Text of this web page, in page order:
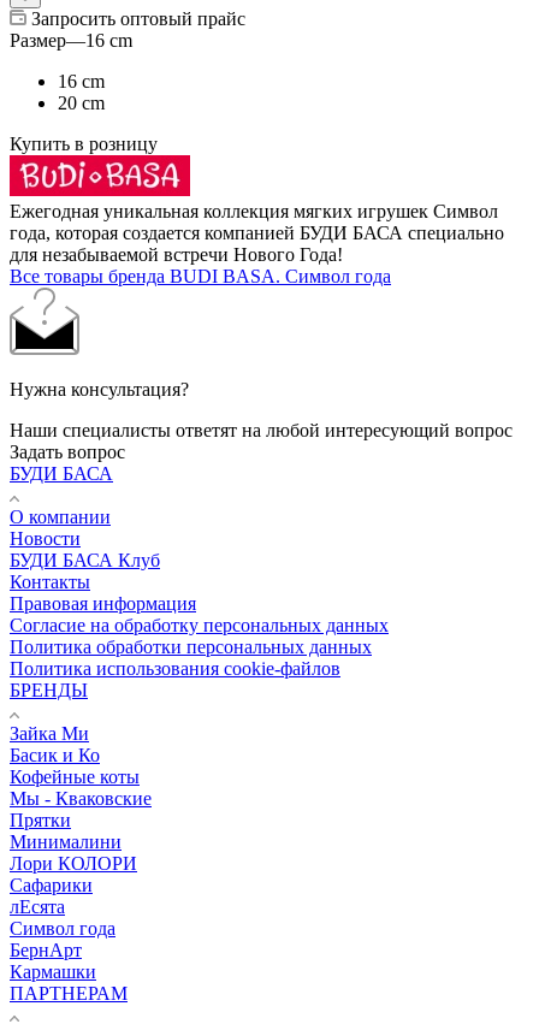
Запросить оптовый прайс
Размер—16 cm
16 cm
20 cm
Купить в розницу
Ежегодная уникальная коллекция мягких игрушек Символ
года, которая создается компанией БУДИ БАСА специально
для незабываемой встречи Нового Года!
Все товары бренда BUDI BASA. Символ года
Нужна консультация?
Наши специалисты ответят на любой интересующий вопрос
Задать вопрос
БУДИ БАСА
О компании
Новости
БУДИ БАСА Клуб
Контакты
Правовая информация
Согласие на обработку персональных данных
Политика обработки персональных данных
Политика использования cookie-файлов
БРЕНДЫ
Зайка Ми
Басик и Ко
Кофейные коты
Мы - Кваковские
Прятки
Минималини
Лори КОЛОРИ
Сафарики
лЕсята
Символ года
БернАрт
Кармашки
ПАРТНЕРАМ